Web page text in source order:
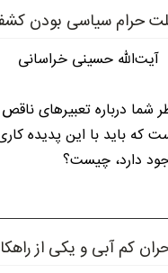
حرام سیاسی بودن
حسینی خراسانی
شما درباره تعبیرهای ناقص
که باید با این پدیده
دارد، چیست؟
کم آبی و یکی از